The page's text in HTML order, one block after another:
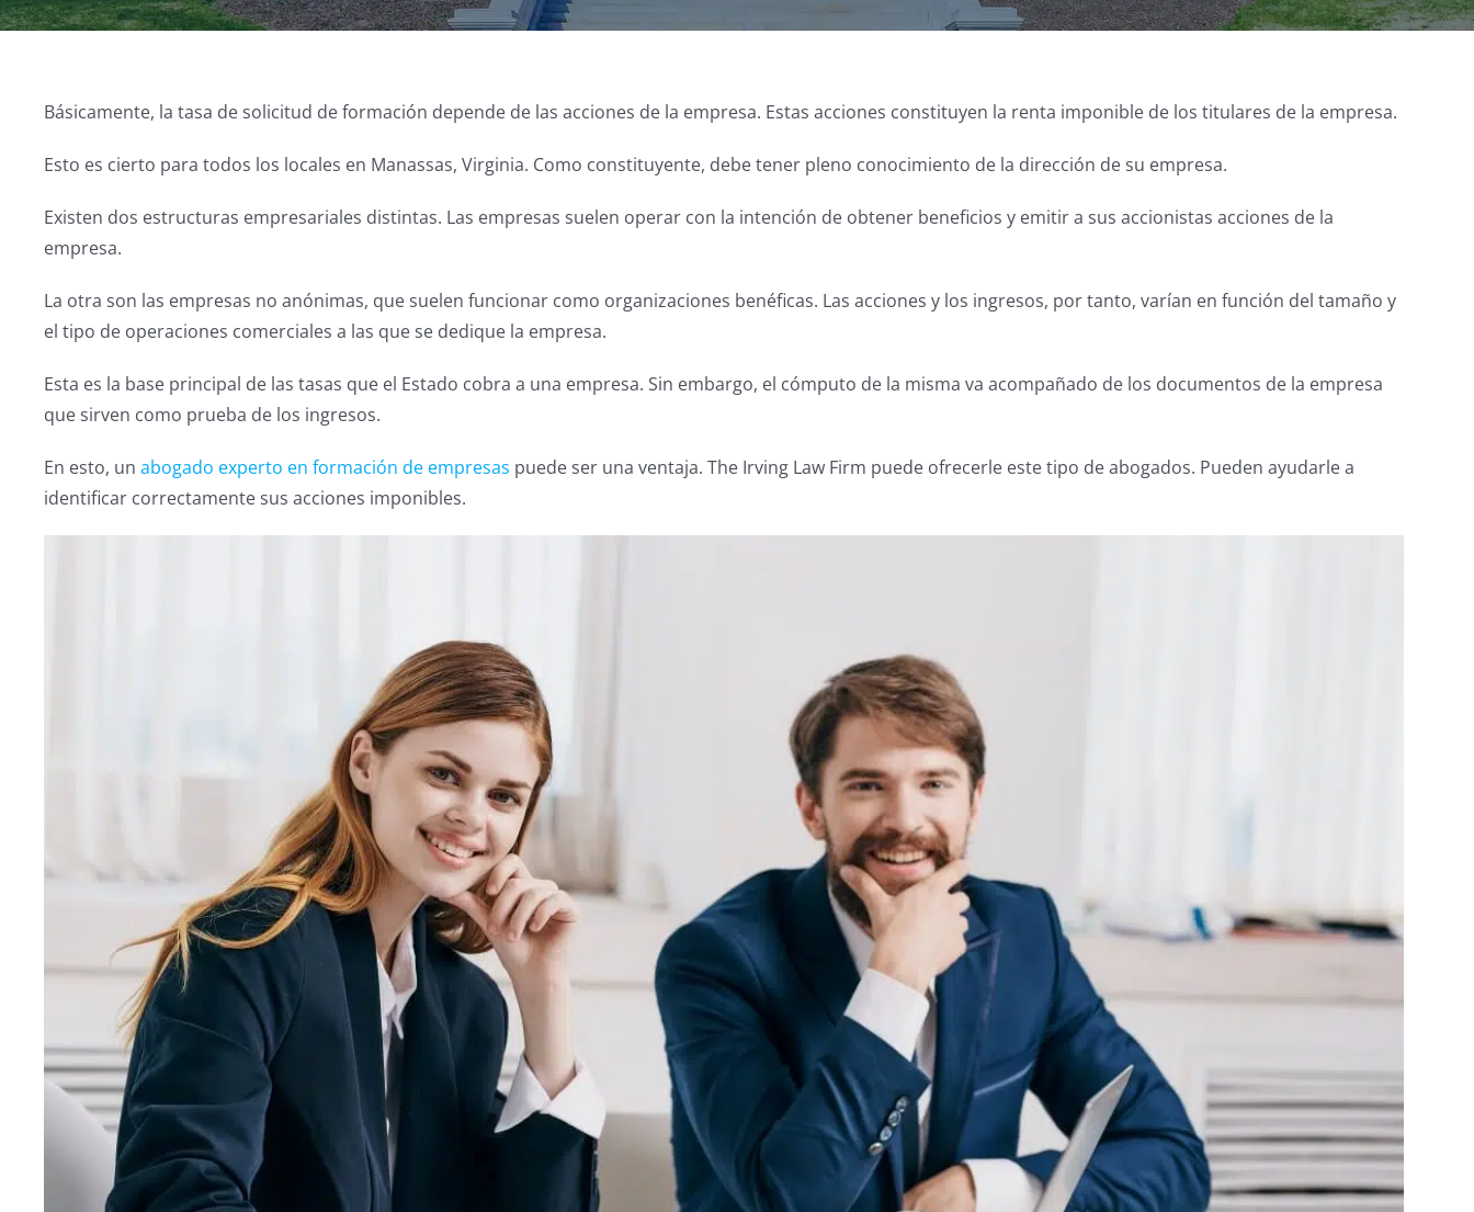
Básicamente, la tasa de solicitud de formación depende de las acciones de la empresa. Estas acciones constituyen la renta imponible de los titulares de la empresa.
Esto es cierto para todos los locales en Manassas, Virginia. Como constituyente, debe tener pleno conocimiento de la dirección de su empresa.
Existen dos estructuras empresariales distintas. Las empresas suelen operar con la intención de obtener beneficios y emitir a sus accionistas acciones de la
empresa.
La otra son las empresas no anónimas, que suelen funcionar como organizaciones benéficas. Las acciones y los ingresos, por tanto, varían en función del tamaño y
el tipo de operaciones comerciales a las que se dedique la empresa.
Esta es la base principal de las tasas que el Estado cobra a una empresa. Sin embargo, el cómputo de la misma va acompañado de los documentos de la empresa
que sirven como prueba de los ingresos.
En esto, un abogado experto en formación de empresas puede ser una ventaja. The Irving Law Firm puede ofrecerle este tipo de abogados. Pueden ayudarle a
identificar correctamente sus acciones imponibles.